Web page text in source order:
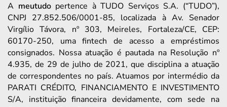
A meutudopertence à TUDO Serviços S.A. (“TUDO”),
CNPJ 27.852.506/0001-85, localizada à Av. Senador
Virgílio Távora, nº 303, Meireles, Fortaleza/CE, CEP:
60170-250, uma fintech de acesso a empréstimos
consignados. Nossa atuação é pautada na Resolução nº
4.935, de 29 de julho de 2021, que disciplina a atuação
de correspondentes no país. Atuamos por intermédio da
PARATI CRÉDITO, FINANCIAMENTO E INVESTIMENTO
S/A, instituição financeira devidamente, com sede na